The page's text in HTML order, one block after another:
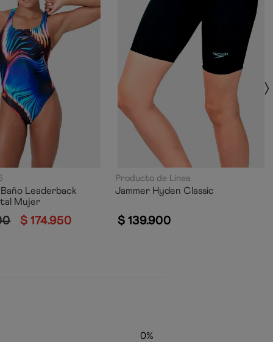
Leaderback
Mujer
$ 174.950
Producto de Línea
Jammer Hyden Classic
$ 139.900
0%